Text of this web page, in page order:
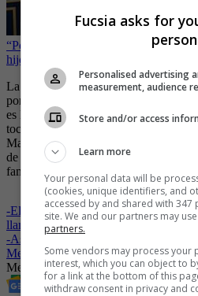
“Ponga límites”: Melina Ramírez es
hijo y Juan Manuel Mendoza, ¿qué
La presentadora respondió con
por las que no se ha dado todavía ese
es la pregunta que más se repite de
tocado aplazar muchísimo la boda por
Manuel está grabando, termina él y
de este año no pasa porque ya nos
famosa.
-El negocio con el que Melina
llamo’
-Así será la luna de miel de Melina
Mendoza
Melina RamírezJuan Manuel
Fucsia asks for
Personalised advertising
measurement, audience
Store and/or access
Learn more
Your personal data will be
(cookies, unique identifiers, and
accessed by and shared with
site. We and our partners may
partners.
Some vendors may process
interest, which you can object to
for a link at the bottom of this
withdraw consent in privacy and